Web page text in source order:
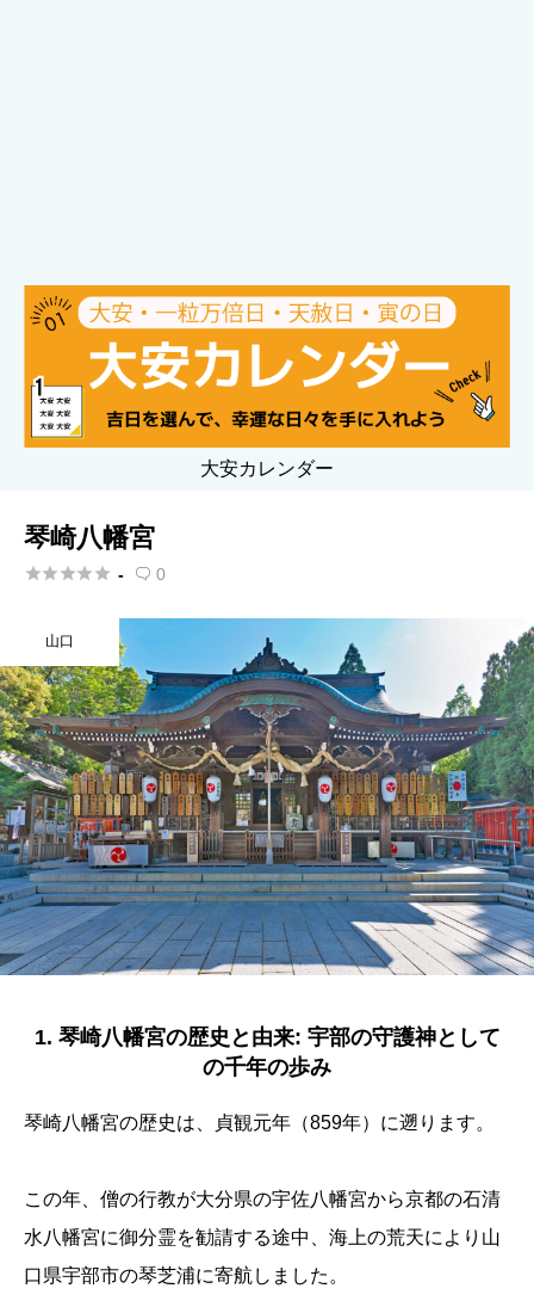
大安カレンダー
琴崎八幡宮
 -  0
山口
1. 琴崎八幡宮の歴史と由来: 宇部の守護神として
の千年の歩み
琴崎八幡宮の歴史は、貞観元年（859年）に遡ります。
この年、僧の行教が大分県の宇佐八幡宮から京都の石清
水八幡宮に御分霊を勧請する途中、海上の荒天により山
口県宇部市の琴芝浦に寄航しました。